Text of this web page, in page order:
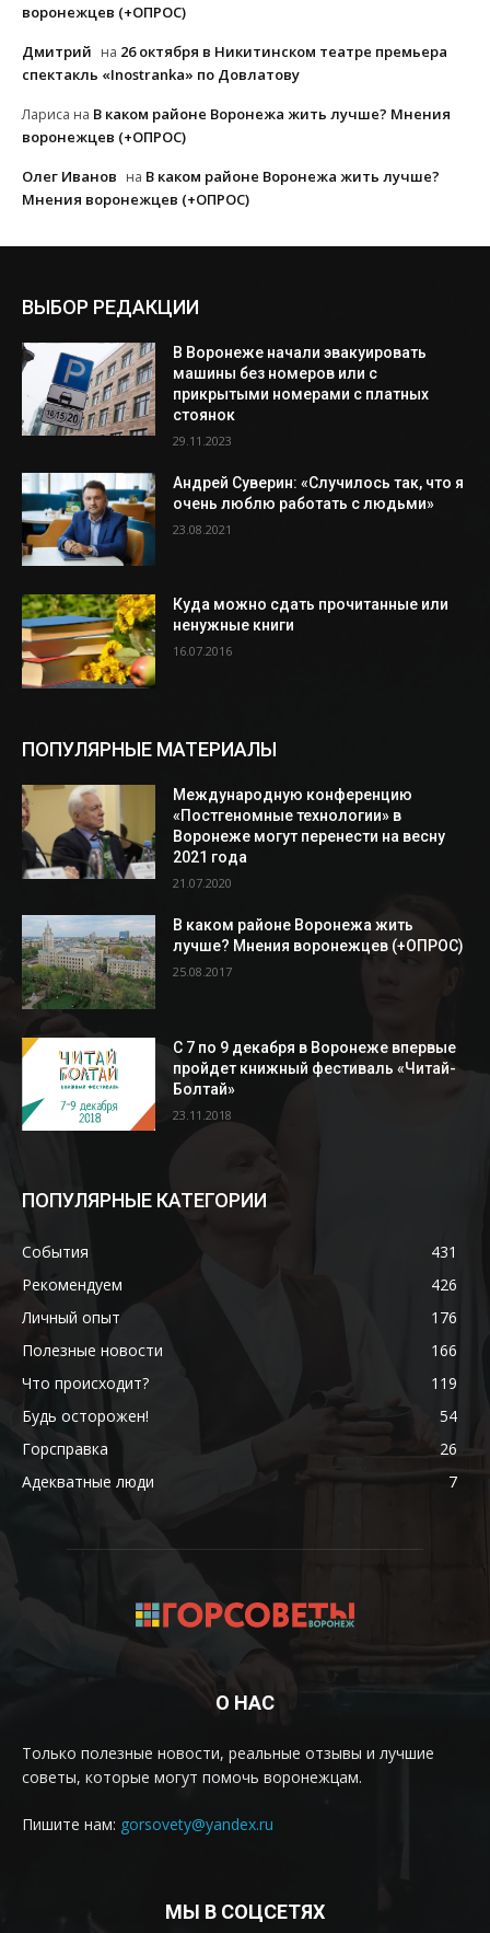
воронежцев (+ОПРОС)
Дмитрий на 26 октября в Никитинском театре премьера
спектакль «Inostranka» по Довлатову
Лариса на В каком районе Воронежа жить лучше? Мнения
воронежцев (+ОПРОС)
Олег Иванов на В каком районе Воронежа жить лучше?
Мнения воронежцев (+ОПРОС)
ВЫБОР РЕДАКЦИИ
В Воронеже начали эвакуировать
машины без номеров или с
прикрытыми номерами с платных
стоянок
29.11.2023
Андрей Суверин: «Случилось так, что я
очень люблю работать с людьми»
23.08.2021
Куда можно сдать прочитанные или
ненужные книги
16.07.2016
ПОПУЛЯРНЫЕ МАТЕРИАЛЫ
Международную конференцию
«Постгеномные технологии» в
Воронеже могут перенести на весну
2021 года
21.07.2020
В каком районе Воронежа жить
лучше? Мнения воронежцев (+ОПРОС)
25.08.2017
С 7 по 9 декабря в Воронеже впервые
пройдет книжный фестиваль «Читай-
Болтай»
23.11.2018
ПОПУЛЯРНЫЕ КАТЕГОРИИ
События
431
Рекомендуем
426
Личный опыт
176
Полезные новости
166
Что происходит?
119
Будь осторожен!
54
Горсправка
26
Адекватные люди
7
О НАС
Только полезные новости, реальные отзывы и лучшие
советы, которые могут помочь воронежцам.
Пишите нам: gorsovety@yandex.ru
МЫ В СОЦСЕТЯХ